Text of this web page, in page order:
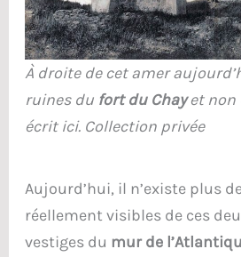
À droite de cet amer
ruines du fort du Chayet non
écrit ici. Collection privée
Aujourd’hui, il n’existe plus
réellement visibles de ces
vestiges du mur de